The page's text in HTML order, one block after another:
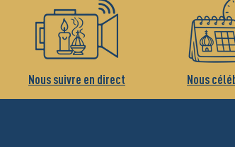
Nous suivre en direct Nous